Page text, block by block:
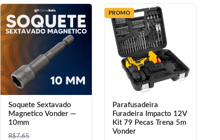
Soquete Sextavado
Magnetico Vonder —
10mm
R$7,65
PROMO
Parafusadeira
Furadeira Impacto 12V
Kit 79 Pecas Trena 5m
Vonder